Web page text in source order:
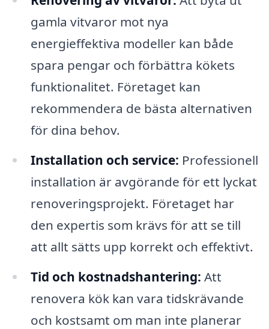
gamla vitvaror mot nya
energieffektiva modeller kan både
spara pengar och förbättra kökets
funktionalitet. Företaget kan
rekommendera de bästa alternativen
för dina behov.
Installation och service: Professionell
installation är avgörande för ett lyckat
renoveringsprojekt. Företaget har
den expertis som krävs för att se till
att allt sätts upp korrekt och effektivt.
Tid och kostnadshantering: Att
renovera kök kan vara tidskrävande
och kostsamt om man inte planerar